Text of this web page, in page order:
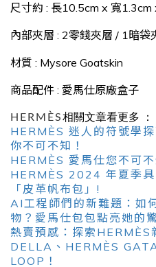
尺寸約 : 長10.5cm x 寬1.3cm
內部夾層 : 2零錢夾層 / 1暗袋
材質 : Mysore Goatskin
商品配件 : 愛馬仕原廠盒子
HERMÈS相關文章看更多 ：
HERMÈS 迷人的符號學
你不可不知！
HERMÈS 愛馬仕您不可
HERMÈS 2024 年夏季
「皮革帆布包」!
AI工程師們的新難題：如
物？愛馬仕包包點亮她的
熱賣預感：探索HERMÈS
DELLA、HERMÈS
LOOP！